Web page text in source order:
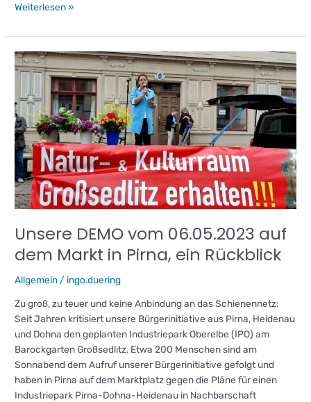
Weiterlesen »
Unsere DEMO vom 06.05.2023 auf
dem Markt in Pirna, ein Rückblick
Allgemein / ingo.duering
Zu groß, zu teuer und keine Anbindung an das Schienennetz:
Seit Jahren kritisiert unsere Bürgerinitiative aus Pirna, Heidenau
und Dohna den geplanten Industriepark Oberelbe (IPO) am
Barockgarten Großsedlitz. Etwa 200 Menschen sind am
Sonnabend dem Aufruf unserer Bürgerinitiative gefolgt und
haben in Pirna auf dem Marktplatz gegen die Pläne für einen
Industriepark Pirna-Dohna-Heidenau in Nachbarschaft
Unsere
DEMO
06.05.2023
auf
dem
Markt
in
Pirna,
ein
Rückblick